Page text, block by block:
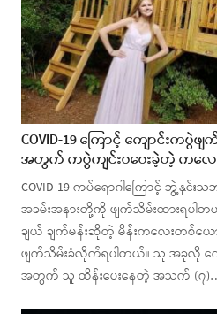
COVID-19 ကြောင့် ကျောင်းက
အတွက် ကပွဲကျင်းပပေးခဲ့တဲ့ ကလေ
COVID-19 ကပ်ရောဂါကြောင့် ဘွဲ့နှင်း
အခမ်းအနားတို့ကို ဖျက်သိမ်းထားရပ
ချယ် ချက်မန်းဆိုတဲ့ မိန်းကလေးတစ်ယ
ဖျက်သိမ်းခံလိုက်ရပါတယ်။ သူ အခုလို
အတွက် သူ ထိန်းပေးနေတဲ့ အသက် (၇